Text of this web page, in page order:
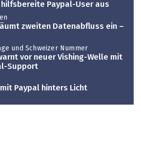
Paypal-User aus
zweiten Datenabfluss ein –
und Schweizer Nummer
vor neuer Vishing-Welle mit
Support
Paypal hinters Licht